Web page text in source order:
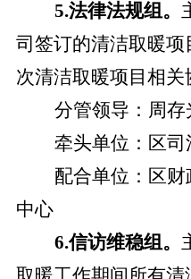
5.法律法规组。
司签订的清洁取暖
次清洁取暖项目相关
分管领导： 周存
牵头单位： 区司
配合单位： 区
中心
6.信访维稳组。